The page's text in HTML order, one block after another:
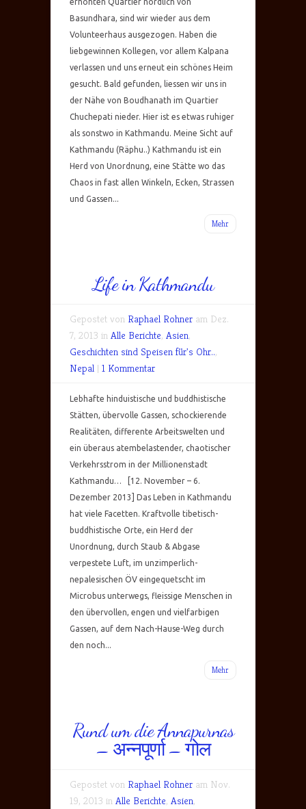
Basundhara, sind wir wieder aus dem
Volunteerhaus ausgezogen. Haben die
liebgewinnen Kollegen, vor allem Kalpana
verlassen und uns erneut ein schönes Heim
gesucht. Bald gefunden, liessen wir uns in
der Nähe von Boudhanath im Quartier
Chuchepati nieder. Hier ist es etwas ruhiger
als sonstwo in Kathmandu. Meine Sicht auf
Kathmandu (Räphu..) Kathmandu ist ein
Herd von Unordnung, eine Stätte wo das
Chaos in fast allen Winkeln, Ecken, Strassen
und Gassen...
Mehr
Life in Kathmandu
Gepostet von Raphael Rohner am Dez.
7, 2013 in Alle Berichte, Asien,
Geschichten sind Speisen für's Ohr..,
Nepal | 1 Kommentar
Lebhafte hinduistische und buddhistische
Stätten, übervolle Gassen, schockierende
Realitäten, differente Arbeitswelten und
ein überaus atembelastender, chaotischer
Verkehrsstrom in der Millionenstadt
Kathmandu… [12. November – 6.
Dezember 2013] Das Leben in Kathmandu
hat viele Facetten. Kraftvolle tibetisch-
buddhistische Orte, ein Herd der
Unordnung, durch Staub & Abgase
verpestete Luft, im unzimperlich-
nepalesischen ÖV eingequetscht im
Microbus unterwegs, fleissige Menschen in
den übervollen, engen und vielfarbigen
Gassen, auf dem Nach-Hause-Weg durch
den noch...
Mehr
Rund um die Annapurnas
– अन्नपूर्णा – गोल
Gepostet von Raphael Rohner am Nov.
19, 2013 in Alle Berichte, Asien,